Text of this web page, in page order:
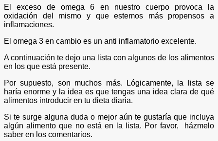
El exceso de omega 6 en nuestro cuerpo provoca la
oxidación del mismo y que estemos más propensos a
inflamaciones.
El omega 3 en cambio es un anti inflamatorio excelente.
A continuación te dejo una lista con algunos de los alimentos
en los que está presente.
Por supuesto, son muchos más. Lógicamente, la lista se
haría enorme y la idea es que tengas una idea clara de qué
alimentos introducir en tu dieta diaria.
Si te surge alguna duda o mejor aún te gustaría que incluya
algún alimento que no está en la lista. Por favor, házmelo
saber en los comentarios.